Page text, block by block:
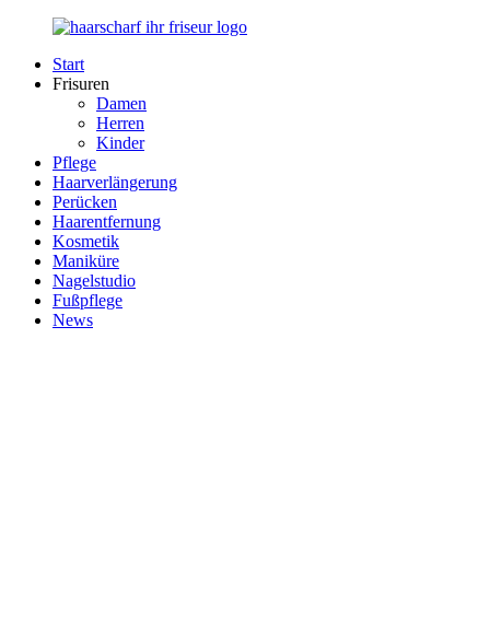
Zurück
Inhalt
Haarscharf
Händen
Start
Frisuren
Damen
Herren
Kinder
Pflege
Haarverlängerung
Perücken
Haarentfernung
Kosmetik
Maniküre
Nagelstudio
Fußpflege
News